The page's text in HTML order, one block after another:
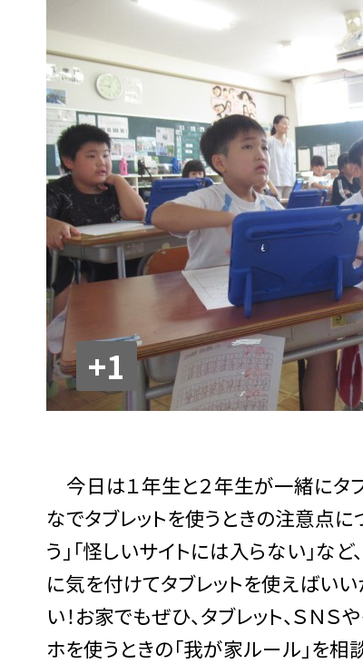
+1
今日は１年生と２年生が一緒にタ
なでタブレットを使うときの注意点に
う」「怪しいサイトには入らない」な
に気を付けてタブレットを使えばい
い！お家でもぜひ、タブレット、ＳＮ
ホを使うときの「我が家ルール」を相